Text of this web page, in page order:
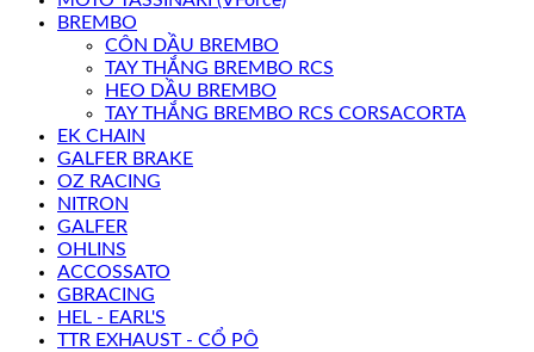
BREMBO
CÔN DẦU BREMBO
TAY THẮNG BREMBO RCS
HEO DẦU BREMBO
TAY THẮNG BREMBO RCS CORSACORTA
EK CHAIN
GALFER BRAKE
OZ RACING
NITRON
GALFER
OHLINS
ACCOSSATO
GBRACING
HEL - EARL'S
TTR EXHAUST - CỔ PÔ